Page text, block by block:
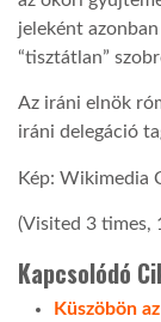
jeleként
“tisztátlan”
Az iráni elnök
iráni delegáció
Kép: Wikimedia
(Visited 3 times,
Kapcsolódó
Küszöbön